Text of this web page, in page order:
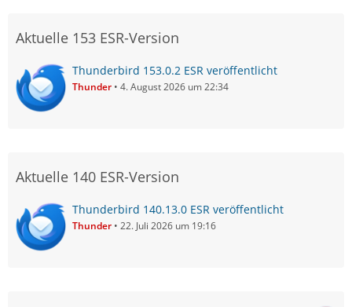
Aktuelle 153 ESR-Version
Thunderbird 153.0.2 ESR veröffentlicht
Thunder 4. August 2026 um 22:34
Aktuelle 140 ESR-Version
Thunderbird 140.13.0 ESR veröffentlicht
Thunder 22. Juli 2026 um 19:16